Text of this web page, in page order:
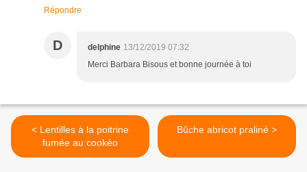
Répondre
D delphine 13/12/2019 07:32
Merci Barbara Bisous et bonne journée à toi
< Lentilles à la poitrine
fumée au cookéo
Bûche abricot praliné >